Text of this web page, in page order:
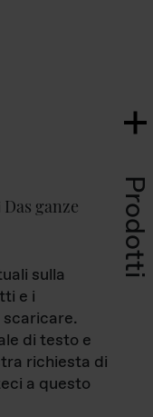
Prodotti
Das ganze
sulla
e i
di testo e
richiesta di
a questo